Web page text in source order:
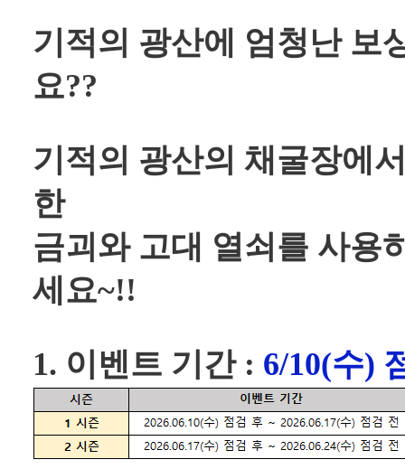
기적의 광산에 엄청난 보
요??
기적의 광산의 채굴장에
한
금괴와 고대 열쇠를 사용
세요~!!
1. 이벤트 기간 : 6/10(수)